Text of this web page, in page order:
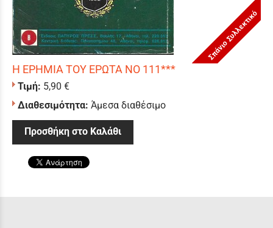
Σπάνιο Συλλεκτικό
Η ΕΡΗΜΙΑ ΤΟΥ ΕΡΩΤΑ ΝΟ 111***
Τιμή: 5,90 €
Διαθεσιμότητα: Άμεσα διαθέσιμο
Προσθήκη στο Καλάθι